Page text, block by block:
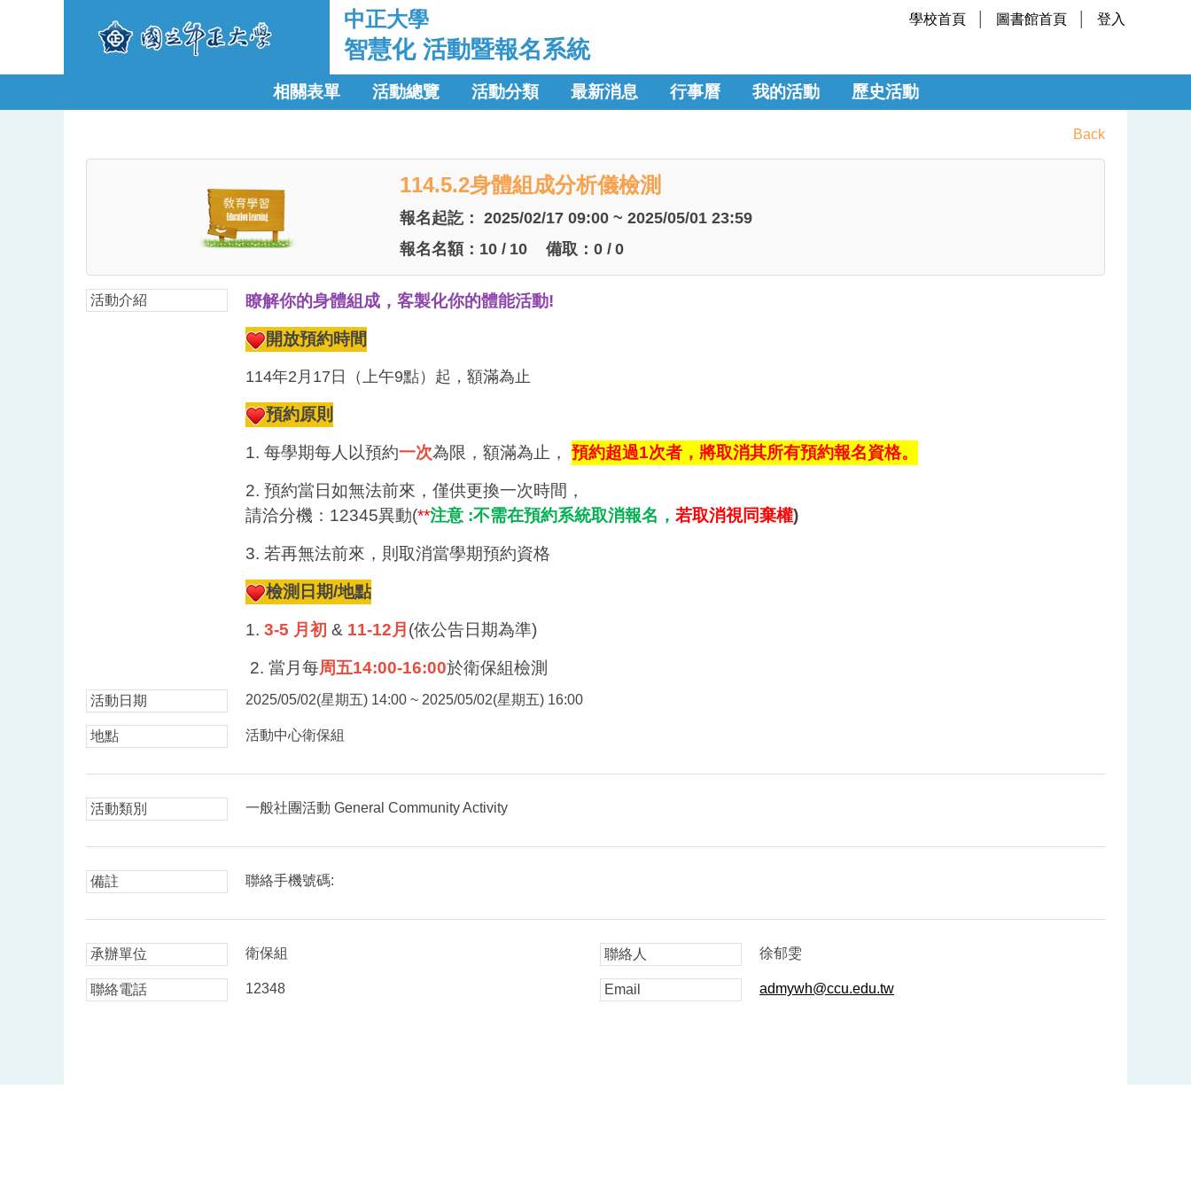
中正大學 學校首頁 圖書館首頁 登入
智慧化 活動暨報名系統
相關表單 活動總覽 活動分類 最新消息 行事曆 我的活動 歷史活動
Back
114.5.2身體組成分析儀檢測
報名起訖：2025/02/17 09:00 ~ 2025/05/01 23:59
報名名額： 10 / 10 備取：0 / 0
活動介紹 瞭解你的身體組成，客製化你的體能活動!
開放預約時間
114年2月17日（上午9點）起，額滿為止
預約原則
1. 每學期每人以預約一次為限，額滿為止， 預約超過1次者，將取消其所有預約報名資格。
2. 預約當日如無法前來，僅供更換一次時間，
請洽分機：12345異動(**注意 :不需在預約系統取消報名， 若取消視同棄權)
3. 若再無法前來，則取消當學期預約資格
檢測日期/地點
1. 3-5 月初 & 11-12月 (依公告日期為準)
2. 當月每周五14:00-16:00於衛保組檢測
活動日期 2025/05/02(星期五) 14:00 ~ 2025/05/02(星期五) 16:00
地點 活動中心衛保組
活動類別 一般社團活動 General Community Activity
備註 聯絡手機號碼:
承辦單位 衛保組 聯絡人 徐郁雯
聯絡電話 12348 Email admywh@ccu.edu.tw